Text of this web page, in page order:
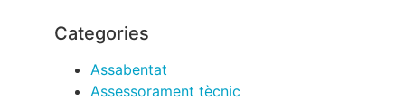
Categories
Assabentat
Assessorament tècnic